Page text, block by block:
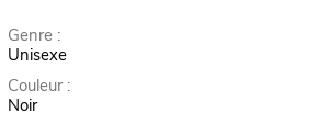
Genre :
Unisexe
Couleur :
Noir